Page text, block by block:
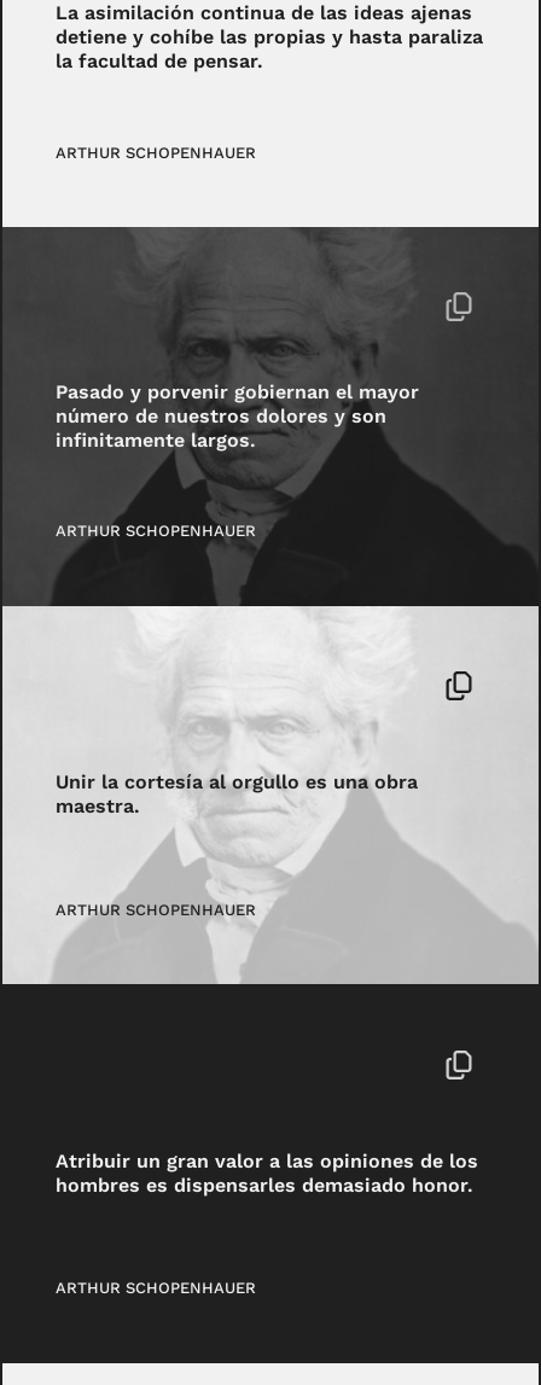
La asimilación continua de las ideas ajenas
detiene y cohíbe las propias y hasta paraliza
la facultad de pensar.
ARTHUR SCHOPENHAUER
Pasado y porvenir gobiernan el mayor
número de nuestros dolores y son
infinitamente largos.
ARTHUR SCHOPENHAUER
Unir la cortesía al orgullo es una obra
maestra.
ARTHUR SCHOPENHAUER
Atribuir un gran valor a las opiniones de los
hombres es dispensarles demasiado honor.
ARTHUR SCHOPENHAUER